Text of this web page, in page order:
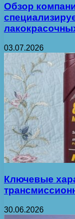
Обзор
03.07.2026
Ключевые
30.06.2026